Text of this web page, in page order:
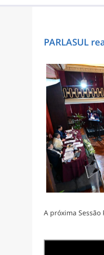
PARLASUL
A próxima